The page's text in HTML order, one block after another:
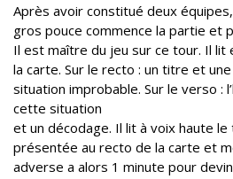
Après avoir constitué deux
gros pouce commence la partie et
Il est maître du jeu sur ce tour. Il lit
la carte. Sur le recto : un titre et une
situation improbable. Sur le verso :
cette situation
et un décodage. Il lit à voix haute
présentée au recto de la carte et
adverse a alors 1 minute pour